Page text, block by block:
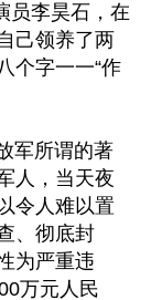
员李昊石，在
己领养了两
个字一一“作
军所谓的著
人，当天夜
令人难以置
、彻底封
为严重违
万元人民